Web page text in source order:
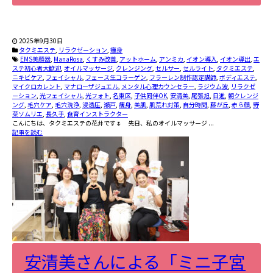
2025年9月30日
タクミエステ, リラクゼーション, 痩身
EMS美顔器, ManaRosa, くすみ改善, アットホーム, アンミカ, イオン導入, イオン導出, エ
ステ初心者大歓迎, オイルマッサージ, クレンジング, セルサー, セルライト, タクミエステ,
ニキビケア, フェイシャル, フェース生コラーゲン, フラーレン制作認定講師, ボディエステ,
マイクロカレント, マナローザジュエル, メンタル心理カウンセラー, ラジウム波, リラクゼ
ーション, 光フェイシャル, 光フォト, 名東区, 子供同伴OK, 安清美, 尾張旭, 日進, 朝クレンジ
ング, 毛穴ケア, 毛穴洗浄, 浸透圧, 瀬戸, 痩身, 美肌, 肌荒れ対策, 自分時間, 藤が丘, 赤ら顔, 野
菜ソムリエ, 長久手, 食育インストラクター
こんにちは、タクミエステの花井です🌷 先日、私のオイルマッサージ ...
記事を読む
安清美さんによる「ミニ子宮